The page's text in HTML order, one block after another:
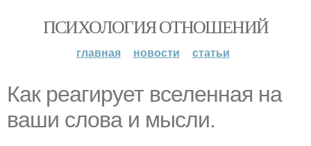
ПСИХОЛОГИЯ ОТНОШЕНИЙ
главная новости статьи
Как реагирует вселенная на
ваши слова и мысли.